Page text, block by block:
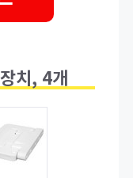
치, 4개